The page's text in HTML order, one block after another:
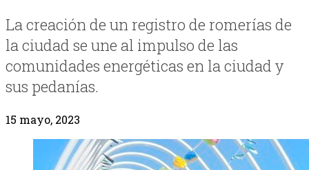
La creación de un registro de romerías de
la ciudad se une al impulso de las
comunidades energéticas en la ciudad y
sus pedanías.
15 mayo, 2023